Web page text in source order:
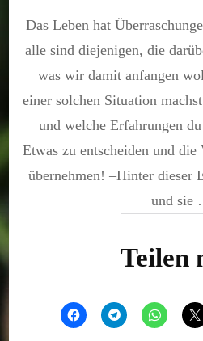
Das Leben hat
alle sind diejenigen, die
was wir damit anfangen
einer solchen Situation
und welche Erfahrungen
Etwas zu entscheiden und
übernehmen! –Hinter dieser
und sie
Teilen